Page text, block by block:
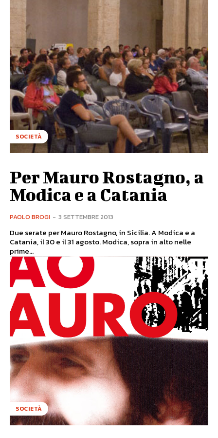
SOCIETÀ
Per Mauro Rostagno, a
Modica e a Catania
PAOLO BROGI - 3 SETTEMBRE 2013
Due serate per Mauro Rostagno, in Sicilia. A Modica e a
Catania, il 30 e il 31 agosto. Modica, sopra in alto nelle
prime...
SOCIETÀ